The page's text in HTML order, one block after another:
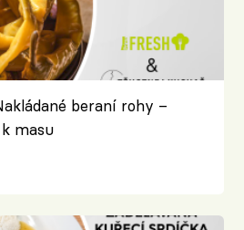
beraní rohy –
masu